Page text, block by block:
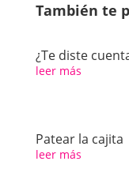
También te
¿Te diste
leer más
Patear la cajita
leer más